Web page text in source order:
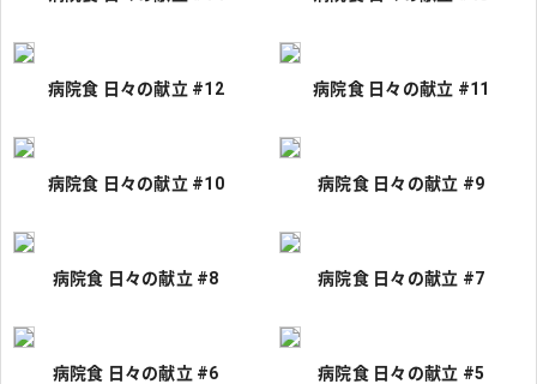
病院食 日々の献立 #12 病院食 日々の献立 #11
病院食 日々の献立 #10 病院食 日々の献立 #9
病院食 日々の献立 #8 病院食 日々の献立 #7
病院食 日々の献立 #6 病院食 日々の献立 #5